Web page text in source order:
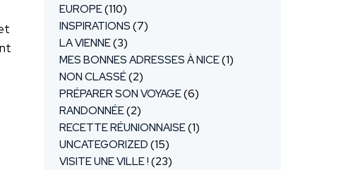
EUROPE(110)
INSPIRATIONS (7)
LA VIENNE(3)
MES BONNES ADRESSES À NICE(1)
NON CLASSÉ(2)
PRÉPARER SON VOYAGE(6)
RANDONNÉE(2)
RECETTE RÉUNIONNAISE(1)
UNCATEGORIZED (15)
VISITE UNE VILLE ! (23)